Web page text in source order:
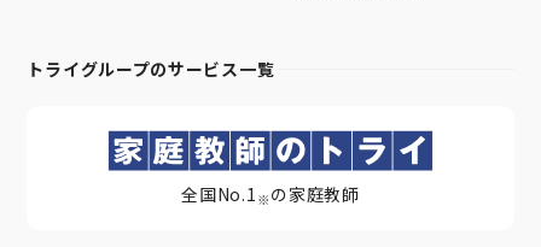
トライグループのサービス一覧
全国No.1 ※ の家庭教師